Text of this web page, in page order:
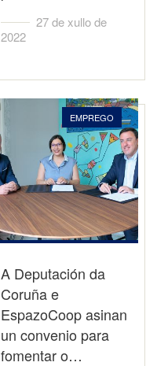
27 de xullo de
2022
EMPREGO
A Deputación da
Coruña e
EspazoCoop asinan
un convenio para
fomentar o…